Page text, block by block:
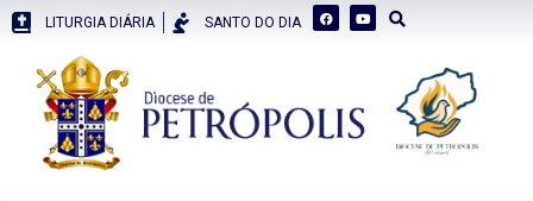
LITURGIA DIÁRIA SANTO DO DIA